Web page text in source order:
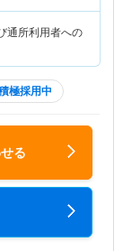
通所利用者への
極採用中
る